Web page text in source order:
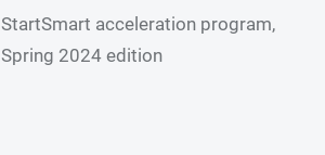
StartSmart acceleration program,
Spring 2024 edition